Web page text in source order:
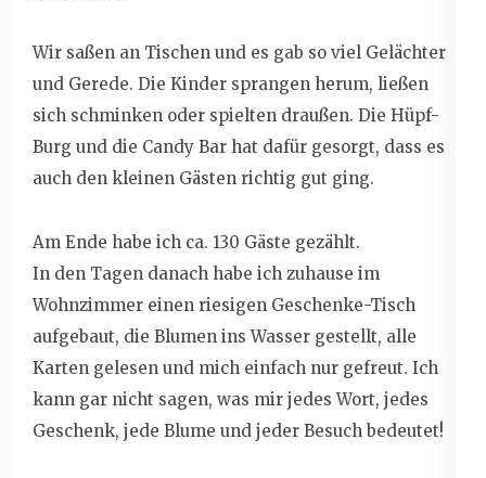
Wir saßen an Tischen und es gab so viel Gelächter
und Gerede. Die Kinder sprangen herum, ließen
sich schminken oder spielten draußen. Die Hüpf-
Burg und die Candy Bar hat dafür gesorgt, dass es
auch den kleinen Gästen richtig gut ging.
Am Ende habe ich ca. 130 Gäste gezählt.
In den Tagen danach habe ich zuhause im
Wohnzimmer einen riesigen Geschenke-Tisch
aufgebaut, die Blumen ins Wasser gestellt, alle
Karten gelesen und mich einfach nur gefreut. Ich
kann gar nicht sagen, was mir jedes Wort, jedes
Geschenk, jede Blume und jeder Besuch bedeutet!